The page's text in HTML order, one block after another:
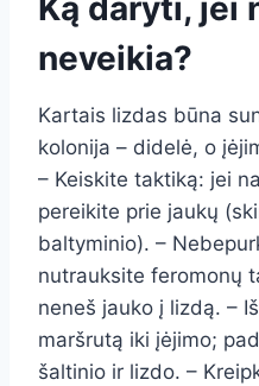
Ką daryti, jei
neveikia?
Kartais lizdas būna
kolonija – didelė, o
– Keiskite taktiką: jei
pereikite prie jaukų
baltyminio). –
nutrauksite feromonų
neneš jauko į lizdą. –
maršrutą iki įėjimo;
šaltinio ir lizdo. –